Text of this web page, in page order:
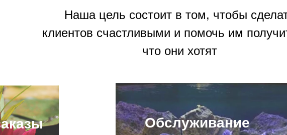
Наша цель состоит в том, чтобы
клиентов счастливыми и помочь им
что они хотят
Обслуживание